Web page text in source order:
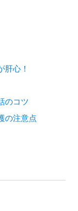
肝心！
のコツ
の注意点